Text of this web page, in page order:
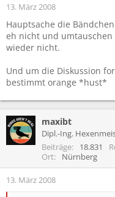
13. März 2008
Hauptsache die
eh nicht und
wieder nicht.
Und um die Diskussion
bestimmt orange *hust*
maxibt
Dipl.-Ing.
Beiträge 18.831
Ort
Nürnberg
13. März 2008